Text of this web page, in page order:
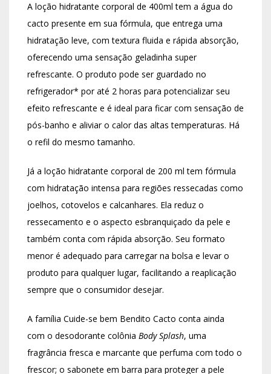
A loção hidratante corporal de 400ml tem a água do
cacto presente em sua fórmula, que entrega uma
hidratação leve, com textura fluida e rápida absorção,
oferecendo uma sensação geladinha super
refrescante. O produto pode ser guardado no
refrigerador* por até 2 horas para potencializar seu
efeito refrescante e é ideal para ficar com sensação de
pós-banho e aliviar o calor das altas temperaturas. Há
o refil do mesmo tamanho.
Já a loção hidratante corporal de 200 ml tem fórmula
com hidratação intensa para regiões ressecadas como
joelhos, cotovelos e calcanhares. Ela reduz o
ressecamento e o aspecto esbranquiçado da pele e
também conta com rápida absorção. Seu formato
menor é adequado para carregar na bolsa e levar o
produto para qualquer lugar, facilitando a reaplicação
sempre que o consumidor desejar.
A família Cuide-se bem Bendito Cacto conta ainda
com o desodorante colônia Body Splash, uma
fragrância fresca e marcante que perfuma com todo o
frescor; o sabonete em barra para proteger a pele